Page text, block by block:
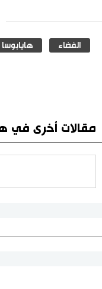
الفضاء هايابوسا
مقالات أخرى في